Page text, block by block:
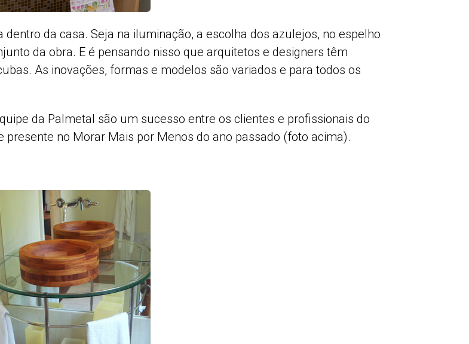
da casa. Seja na iluminação, a escolha dos azulejos, no espelho
da obra. E é pensando nisso que arquitetos e designers têm
As inovações, formas e modelos são variados e para todos os
da Palmetal são um sucesso entre os clientes e profissionais do
no Morar Mais por Menos do ano passado (foto acima).